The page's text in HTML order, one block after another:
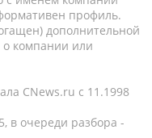
профиль.
дополнительной
компании или
CNews.ru c 11.1998
в очереди разбора -